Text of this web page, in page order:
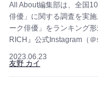
All About編集部は、全国
俳優」に関する調査を実
ーク俳優」をランキング
RICH』公式Instagram（
2023.06.23
友野 カイ